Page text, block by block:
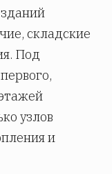
складские
Под
узлов
и